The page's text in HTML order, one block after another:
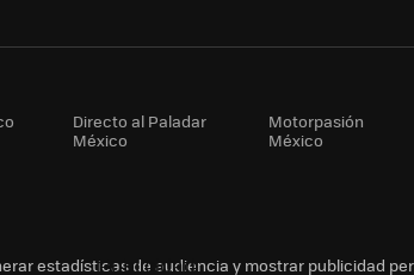
Directo al Paladar
México
Motorpasión
México
estadísticas de audiencia y mostrar publicidad